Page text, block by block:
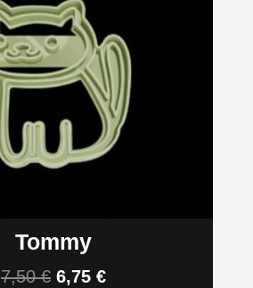
Tommy
7,50€ 6,75 €